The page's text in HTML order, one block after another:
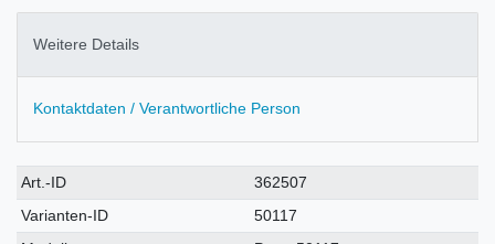
Weitere Details
Kontaktdaten / Verantwortliche Person
Technisches
Merkmal
Wert
Art.-ID
362507
Varianten-ID
50117